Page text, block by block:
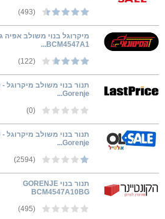
(493)
מיקרוגל בנוי משולב אפיה
BCM4547A1...
(122)
Gorenje...
(0)
Gorenje...
(2594)
תנור בנוי GORENJE
BCM4547A10BG
(495)